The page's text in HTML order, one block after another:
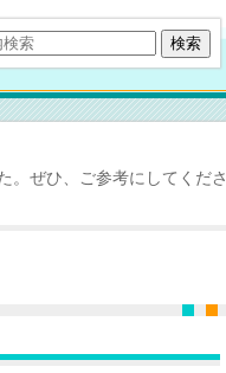
ぜひ、ご参考にしてくださ